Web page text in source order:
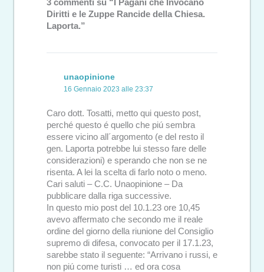
3 commenti su “I Pagani che Invocano
Diritti e le Zuppe Rancide della Chiesa.
Laporta.”
unaopinione
16 Gennaio 2023 alle 23:37
Caro dott. Tosatti, metto qui questo post,
perché questo é quello che piú sembra
essere vicino all´argomento (e del resto il
gen. Laporta potrebbe lui stesso fare delle
considerazioni) e sperando che non se ne
risenta. A lei la scelta di farlo noto o meno.
Cari saluti – C.C. Unaopinione – Da
pubblicare dalla riga successive.
In questo mio post del 10.1.23 ore 10,45
avevo affermato che secondo me il reale
ordine del giorno della riunione del Consiglio
supremo di difesa, convocato per il 17.1.23,
sarebbe stato il seguente: “Arrivano i russi, e
non piú come turisti … ed ora cosa